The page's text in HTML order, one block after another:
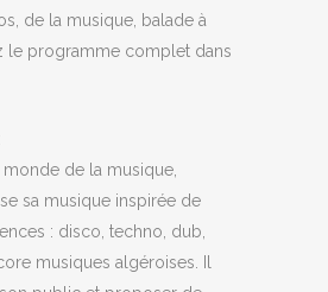
de la musique, balade à
le programme complet dans
monde de la musique,
sa musique inspirée de
: disco, techno, dub,
musiques algéroises. Il